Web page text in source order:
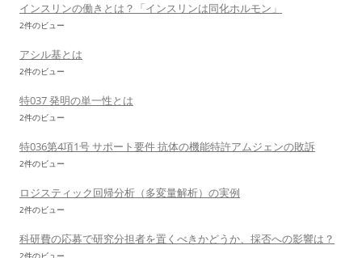
インスリンの働きとは？「インスリンは同化ホルモン」
2件のビュー
アシル基とは
2件のビュー
特037 発明の単一性とは
2件のビュー
特036第4項1号 サポート要件 抗体の機能特許アムジェンの敗訴
2件のビュー
ロジスティック回帰分析（多変量解析）の実例
2件のビュー
科研費の応募で研究分担者を置くべきかどうか、採否への影響は？
2件のビュー